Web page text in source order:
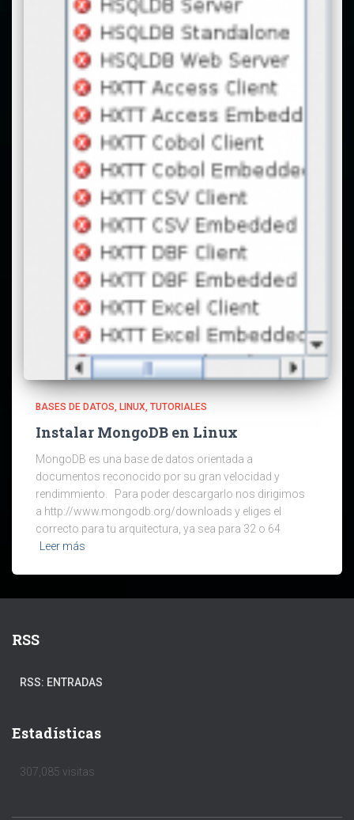
BASES DE DATOS LINUX TUTORIALES
Instalar MongoDB en Linux
MongoDB es una base de datos orientada a
documentos reconocido por su gran velocidad y
rendimmiento. Para poder descargarlo nos dirigimos
a http://www.mongodb.org/downloads y eliges el
correcto para tu arquitectura, ya sea para 32 o 64
Leer más
RSS
RSS: ENTRADAS
Estadísticas
307,085 visitas